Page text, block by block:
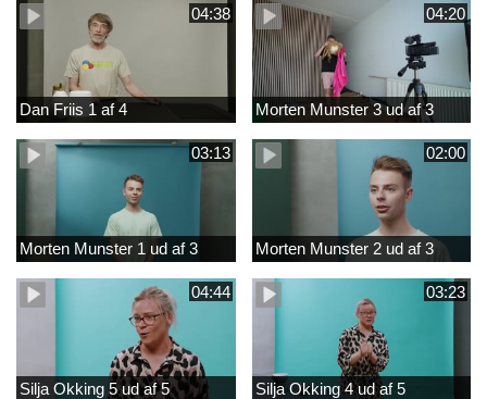
04:38
Dan Friis 1 af 4
04:20
Morten Munster 3 ud af 3
03:13
Morten Munster 1 ud af 3
02:00
Morten Munster 2 ud af 3
04:44
Silja Okking 5 ud af 5
03:23
Silja Okking 4 ud af 5